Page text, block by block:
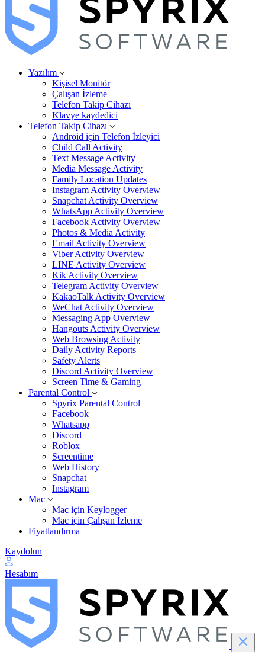
Yazılım
Kişisel Monitör
Çalışan İzleme
Telefon Takip Cihazı
Klavye kaydedici
Telefon Takip Cihazı
Android için Telefon İzleyici
Child Call Activity
Text Message Activity
Media Message Activity
Family Location Updates
Instagram Activity Overview
Snapchat Activity Overview
WhatsApp Activity Overview
Facebook Activity Overview
Photos & Media Activity
Email Activity Overview
Viber Activity Overview
LINE Activity Overview
Kik Activity Overview
Telegram Activity Overview
KakaoTalk Activity Overview
WeChat Activity Overview
Messaging App Overview
Hangouts Activity Overview
Web Browsing Activity
Daily Activity Reports
Safety Alerts
Discord Activity Overview
Screen Time & Gaming
Parental Control
Spyrix Parental Control
Facebook
Whatsapp
Discord
Roblox
Screentime
Web History
Snapchat
Instagram
Mac
Mac için Keylogger
Mac için Çalışan İzleme
Fiyatlandırma
Kaydolun
Hesabım